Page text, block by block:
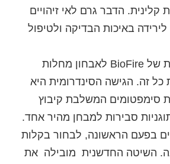
הדבר גרם לאי זיהויים
באיכות הבדיקה ולטיפול
הגישה הסינדרומית של BioFire לאבחון מחלות
כל זה. הגישה הסינדרומית היא
סימפטומים המשלבת קיבוץ
סבירות למבחן מהיר אחד.
בפעם הראשונה, לבחור בקלות
השיטה החדשנית מובילה את